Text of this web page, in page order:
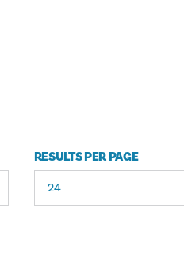
RESULTS PER PAGE